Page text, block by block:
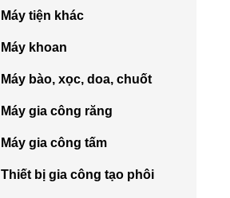
Máy tiện khác
Máy khoan
Máy bào, xọc, doa, chuốt
Máy gia công răng
Máy gia công tấm
Thiết bị gia công tạo phôi